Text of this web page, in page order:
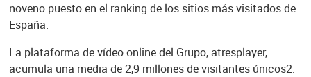
noveno puesto en el ranking de los sitios más visitados de
España.
La plataforma de vídeo online del Grupo, atresplayer,
acumula una media de 2,9 millones de visitantes únicos2.